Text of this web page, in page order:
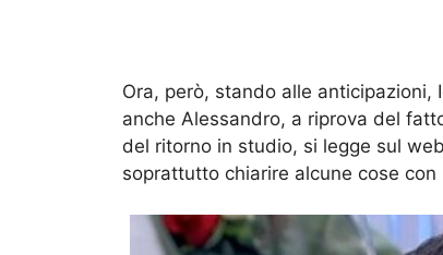
Ora, però, stando alle anticipazioni,
anche Alessandro, a riprova del
del ritorno in studio, si legge sul
soprattutto chiarire alcune cose con